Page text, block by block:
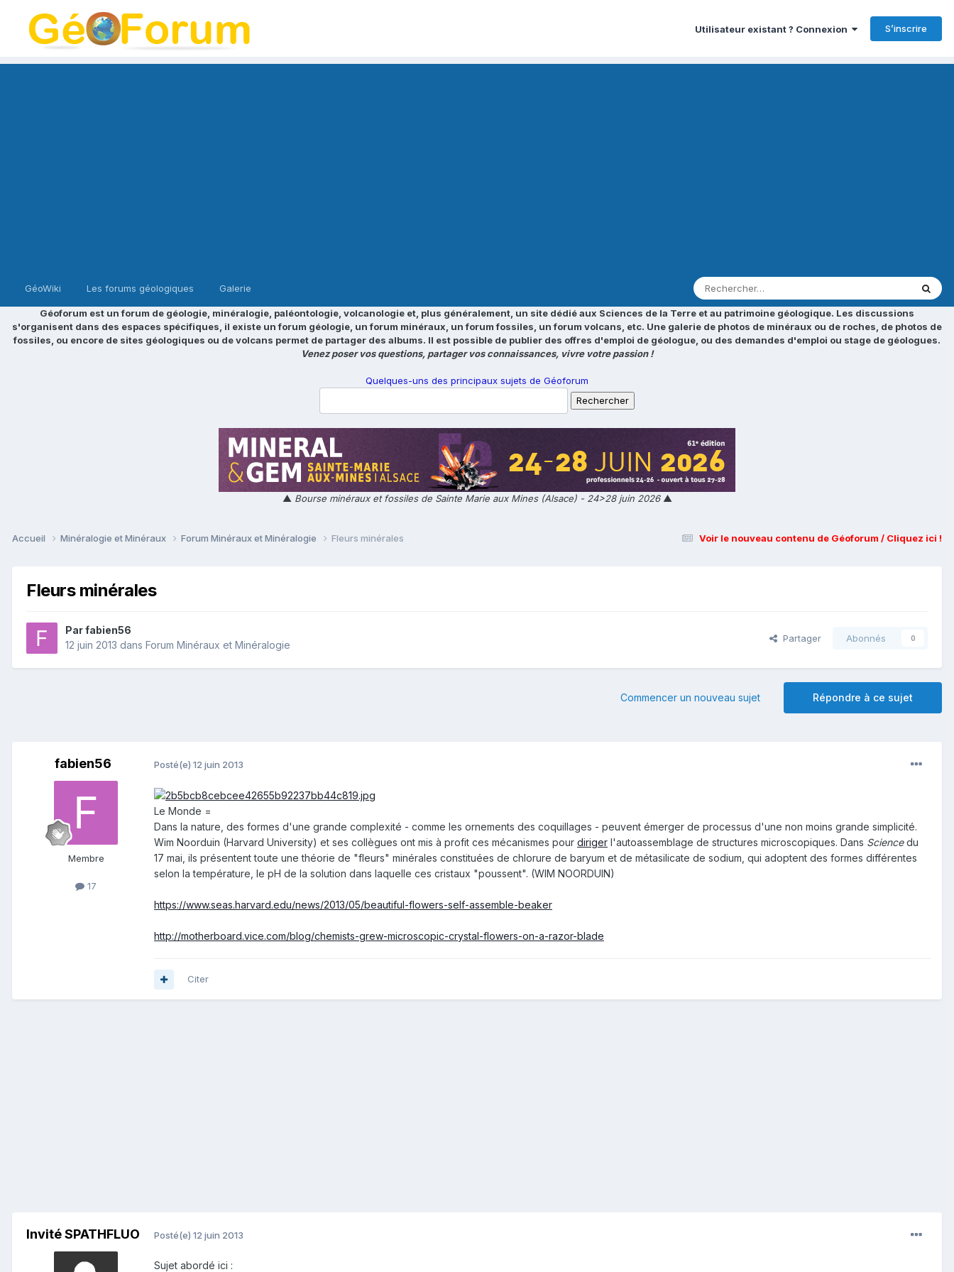
Utilisateur existant ? Connexion S’inscrire
GéoWiki Les forums géologiques Galerie
Géoforum est un forum de géologie, minéralogie, paléontologie, volcanologie et, plus généralement, un site dédié aux Sciences de la Terre et au patrimoine géologique. Les discussions
s'organisent dans des espaces spécifiques, il existe un forum géologie, un forum minéraux, un forum fossiles, un forum volcans, etc. Une galerie de photos de minéraux ou de roches, de photos de
fossiles, ou encore de sites géologiques ou de volcans permet de partager des albums. Il est possible de publier des offres d'emploi de géologue, ou des demandes d'emploi ou stage de géologues.
Venez poser vos questions, partager vos connaissances, vivre votre passion !
Quelques-uns des principaux sujets de Géoforum
▲ Bourse minéraux et fossiles de Sainte Marie aux Mines (Alsace) - 24>28 juin 2026▲
Voir le nouveau contenu de Géoforum / Cliquez ici !
Accueil Minéralogie et Minéraux Forum Minéraux et Minéralogie Fleurs minérales
Fleurs minérales
Parfabien56
12 juin 2013 dans Forum Minéraux et Minéralogie
Partager Abonnés 0
Répondre à ce sujet
Commencer un nouveau sujet
fabien56
Membre
17
Posté(e) 12 juin 2013
Le Monde =
Dans la nature, des formes d'une grande complexité - comme les ornements des coquillages - peuvent émerger de processus d'une non moins grande simplicité.
Wim Noorduin (Harvard University) et ses collègues ont mis à profit ces mécanismes pour diriger l'autoassemblage de structures microscopiques. Dans Sciencedu
17 mai, ils présentent toute une théorie de "fleurs" minérales constituées de chlorure de baryum et de métasilicate de sodium, qui adoptent des formes différentes
selon la température, le pH de la solution dans laquelle ces cristaux "poussent". (WIM NOORDUIN)
https://www.seas.harvard.edu/news/2013/05/beautiful-flowers-self-assemble-beaker
http://motherboard.vice.com/blog/chemists-grew-microscopic-crystal-flowers-on-a-razor-blade
Citer
Invité SPATHFLUO Posté(e) 12 juin 2013
Sujet abordé ici :